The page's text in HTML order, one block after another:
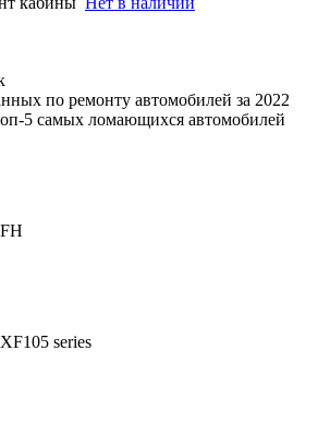
по ремонту автомобилей за 2022
5 самых ломающихся автомобилей
series